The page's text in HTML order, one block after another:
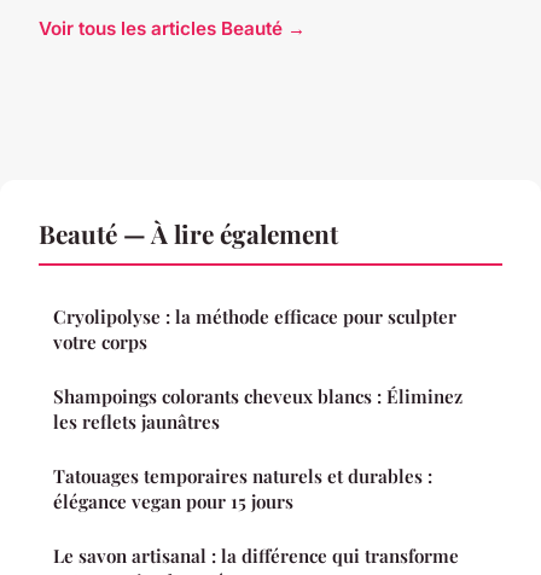
Voir tous les articles Beauté →
Beauté — À lire également
Cryolipolyse : la méthode efficace pour sculpter
votre corps
Shampoings colorants cheveux blancs : Éliminez
les reflets jaunâtres
Tatouages temporaires naturels et durables :
élégance vegan pour 15 jours
Le savon artisanal : la différence qui transforme